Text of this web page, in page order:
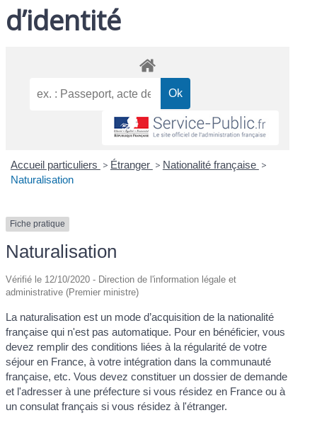
d’identité
Accueil particuliers > Étranger > Nationalité française >
Naturalisation
Fiche pratique
Naturalisation
Vérifié le 12/10/2020 - Direction de l'information légale et
administrative (Premier ministre)
La naturalisation est un mode d’acquisition de la nationalité
française qui n'est pas automatique. Pour en bénéficier, vous
devez remplir des conditions liées à la régularité de votre
séjour en France, à votre intégration dans la communauté
française, etc. Vous devez constituer un dossier de demande
et l'adresser à une préfecture si vous résidez en France ou à
un consulat français si vous résidez à l'étranger.